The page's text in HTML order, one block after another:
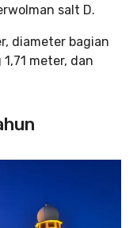
salt D.
diameter bagian
meter, dan